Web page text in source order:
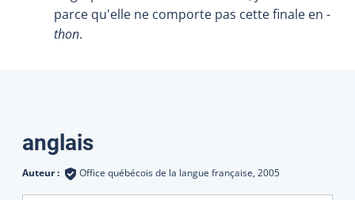
parce qu'elle ne comporte pas cette finale en -
thon.
Traductions
anglais
Auteur : Office québécois de la langue française, 2005